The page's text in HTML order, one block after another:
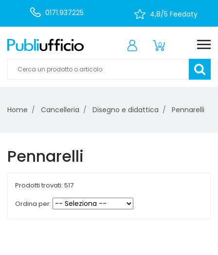
0171.937225 4,8/5 Feedaty
0
Home Cancelleria Disegno e didattica Pennarelli
Pennarelli
Prodotti trovati: 517
Ordina per: